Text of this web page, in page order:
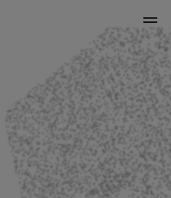
役員紹介